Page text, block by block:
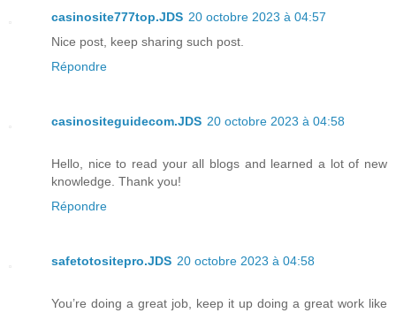
casinosite777top.JDS 20 octobre 2023 à 04:57
Nice post, keep sharing such post.
Répondre
casinositeguidecom.JDS 20 octobre 2023 à 04:58
Hello, nice to read your all blogs and learned a lot of new
knowledge. Thank you!
Répondre
safetotositepro.JDS 20 octobre 2023 à 04:58
You’re doing a great job, keep it up doing a great work like